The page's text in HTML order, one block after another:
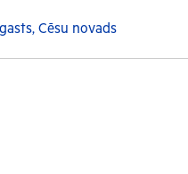
Cēsu novads